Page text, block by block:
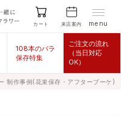
カート 来店案内 menu
108本のバラ
保存特集
ご注文の流れ
（当日対応
OK）
制作事例(花束保存・アフターブーケ)